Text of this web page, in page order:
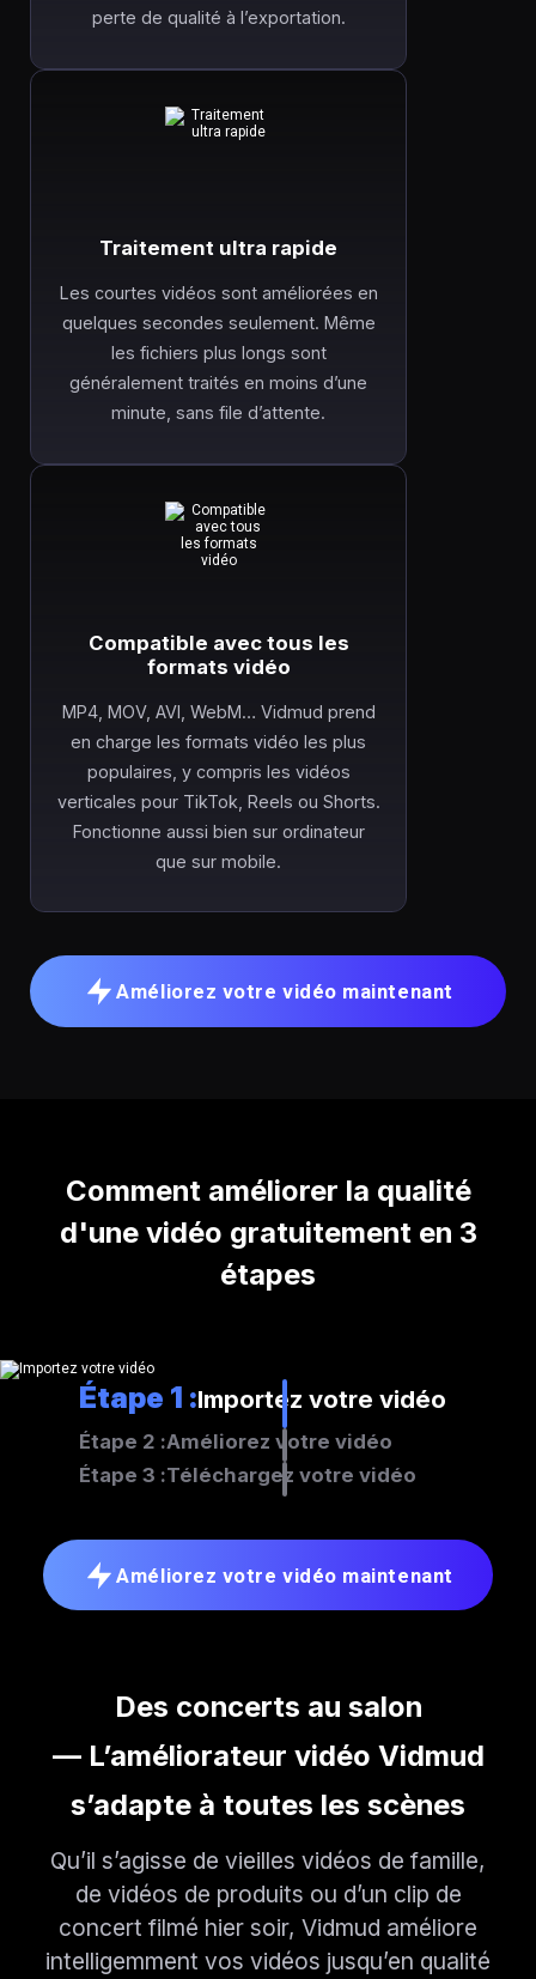
perte de qualité à l’exportation.
Traitement ultra rapide
Les courtes vidéos sont améliorées en
quelques secondes seulement. Même
les fichiers plus longs sont
généralement traités en moins d’une
minute, sans file d’attente.
Compatible avec tous les
formats vidéo
MP4, MOV, AVI, WebM… Vidmud prend
en charge les formats vidéo les plus
populaires, y compris les vidéos
verticales pour TikTok, Reels ou Shorts.
Fonctionne aussi bien sur ordinateur
que sur mobile.
Améliorez votre vidéo maintenant
Comment améliorer la qualité
d'une vidéo gratuitement en 3
étapes
Étape 1 :Importez votre vidéo
Étape 2 :Améliorez votre vidéo
Étape 3 :Téléchargez votre vidéo
Améliorez votre vidéo maintenant
Des concerts au salon
— L’améliorateur vidéo Vidmud
s’adapte à toutes les scènes
Qu’il s’agisse de vieilles vidéos de famille,
de vidéos de produits ou d’un clip de
concert filmé hier soir, Vidmud améliore
intelligemment vos vidéos jusqu’en qualité